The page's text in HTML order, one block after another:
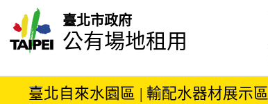
臺北市政府
公有場地租用
臺北自來水園區 | 輸配水器材展示區